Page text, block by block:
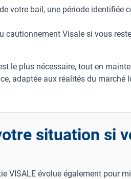
votre bail, une période identifiée
cautionnement Visale si vous
le plus nécessaire, tout en
adaptée aux réalités du marché
situation si
VISALE évolue également pour